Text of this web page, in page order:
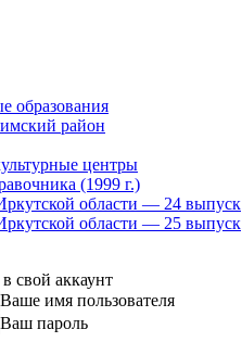
образования
район
центры
(1999 г.)
области — 24 выпуск
области — 25 выпуск
свой аккаунт
Ваше имя пользователя
Ваш пароль